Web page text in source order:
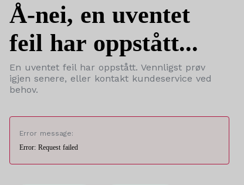
Å-nei, en uventet
feil har oppstått...
En uventet feil har oppstått. Vennligst prøv
igjen senere, eller kontakt kundeservice ved
behov.
Error message:
Error: Request failed